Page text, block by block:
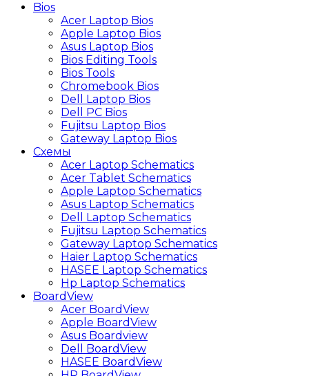
Bios
Acer Laptop Bios
Apple Laptop Bios
Asus Laptop Bios
Bios Editing Tools
Bios Tools
Chromebook Bios
Dell Laptop Bios
Dell PC Bios
Fujitsu Laptop Bios
Gateway Laptop Bios
Схемы
Acer Laptop Schematics
Acer Tablet Schematics
Apple Laptop Schematics
Asus Laptop Schematics
Dell Laptop Schematics
Fujitsu Laptop Schematics
Gateway Laptop Schematics
Haier Laptop Schematics
HASEE Laptop Schematics
Hp Laptop Schematics
BoardView
Acer BoardView
Apple BoardView
Asus Boardview
Dell BoardView
HASEE BoardView